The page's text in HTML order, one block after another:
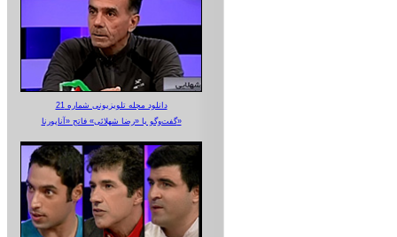
دانلود مجله تلویزیونی شماره 21
گفت‌وگو با «رضا شهلائی» فاتح «آناپورنا»